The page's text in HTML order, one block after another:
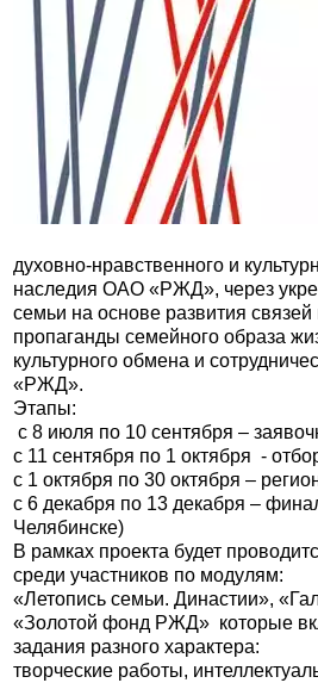
духовно-нравственного и
наследия ОАО «РЖД», через
семьи на основе развития связей
пропаганды семейного образа
культурного обмена и
«РЖД».
Этапы:
с 8 июля по 10 сентября –
с 11 сентября по 1 октября -
с 1 октября по 30 октября –
с 6 декабря по 13 декабря –
Челябинске)
В рамках проекта будет
среди участников по модулям:
«Летопись семьи. Династии»,
«Золотой фонд РЖД» которые
задания разного характера:
творческие работы,